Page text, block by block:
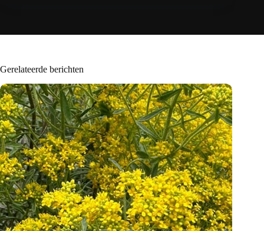
Gerelateerde berichten